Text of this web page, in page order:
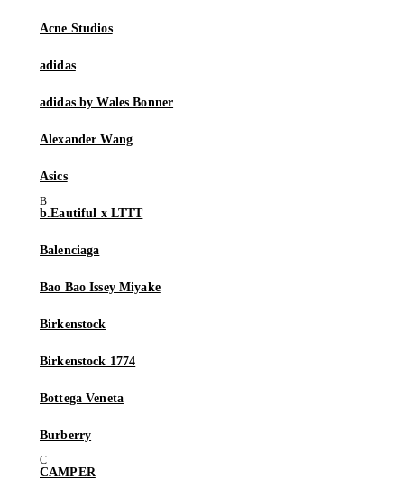
Acne Studios
adidas
adidas by Wales Bonner
Alexander Wang
Asics
b.Eautiful x LTTT
Balenciaga
Bao Bao Issey Miyake
Birkenstock
Birkenstock 1774
Bottega Veneta
Burberry
CAMPER